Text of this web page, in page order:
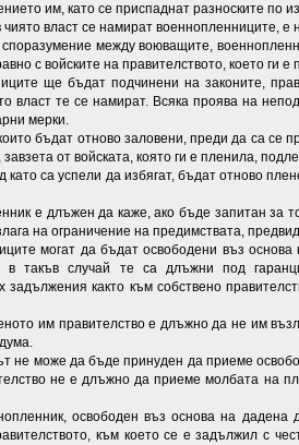
им, като се приспаднат разноските по
власт се намират военнопленниците, е
между воюващите,
с войските на правителството, което ги е
бъдат подчинени на законите,
власт те се намират. Всяка проява на
мерки.
бъдат отново заловени, преди да са се
от войската, която ги е пленила,
са успели да избягат, бъдат отново
длъжен да каже, ако бъде запитан за
на ограничение на предимствата,
да бъдат освободени въз основа
в такъв случай те са длъжни под
задължения както към собствено
им правителство е длъжно да не им
може да бъде принуден да приеме
не е длъжно да приеме молбата на
освободен въз основа на дадена
към което се е задължил с